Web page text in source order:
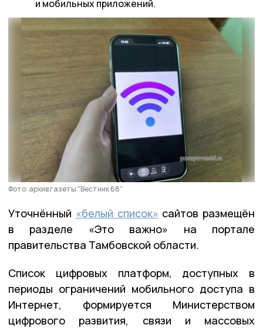
и мобильных приложений.
Фото: архив газеты "Вестник 68"
Уточнённый «белый список» сайтов размещён
в разделе «Это важно» на портале
правительства Тамбовской области.
Список цифровых платформ, доступных в
периоды ограничений мобильного доступа в
Интернет, формируется Министерством
цифрового развития, связи и массовых